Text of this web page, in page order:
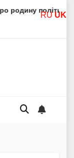
Молитва
RU UK